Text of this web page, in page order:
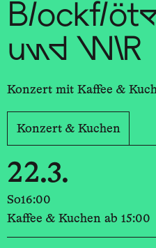
Blockflöte
und WIR
Konzert mit Kaffee &
Konzert & Kuchen
22.3.
So16:00
Kaffee & Kuchen ab 15:00